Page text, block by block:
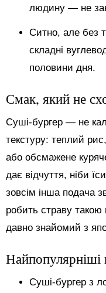
людину — не
Ситно, але без
складні
половини дня.
Смак, який не
Суші-бургер — не
текстуру: теплий
або обсмажене
дає відчуття, ніби
зовсім інша подача
робить страву
давно знайомий з
Найпопулярніші
Суші-бургер з